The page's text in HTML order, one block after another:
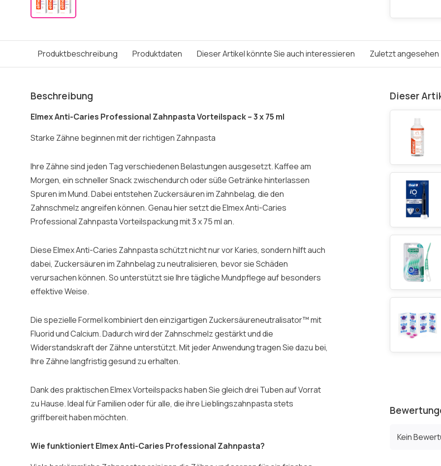
Produktbeschreibung Produktdaten Dieser Artikel könnte Sie auch interessieren Zuletzt angesehen
Beschreibung
Elmex Anti-Caries Professional Zahnpasta Vorteilspack – 3 x 75 ml
Starke Zähne beginnen mit der richtigen Zahnpasta
Ihre Zähne sind jeden Tag verschiedenen Belastungen ausgesetzt. Kaffee am
Morgen, ein schneller Snack zwischendurch oder süße Getränke hinterlassen
Spuren im Mund. Dabei entstehen Zuckersäuren im Zahnbelag, die den
Zahnschmelz angreifen können. Genau hier setzt die Elmex Anti-Caries
Professional Zahnpasta Vorteilspackung mit 3 x 75 ml an.
Diese Elmex Anti-Caries Zahnpasta schützt nicht nur vor Karies, sondern hilft auch
dabei, Zuckersäuren im Zahnbelag zu neutralisieren, bevor sie Schäden
verursachen können. So unterstützt sie Ihre tägliche Mundpflege auf besonders
effektive Weise.
Die spezielle Formel kombiniert den einzigartigen Zuckersäureneutralisator™ mit
Fluorid und Calcium. Dadurch wird der Zahnschmelz gestärkt und die
Widerstandskraft der Zähne unterstützt. Mit jeder Anwendung tragen Sie dazu bei,
Ihre Zähne langfristig gesund zu erhalten.
Dank des praktischen Elmex Vorteilspacks haben Sie gleich drei Tuben auf Vorrat
zu Hause. Ideal für Familien oder für alle, die ihre Lieblingszahnpasta stets
griffbereit haben möchten.
Wie funktioniert Elmex Anti-Caries Professional Zahnpasta?
Dieser
Kein